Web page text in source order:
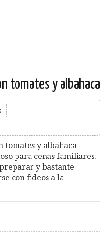
tomates y albahaca
tomates y albahaca
para cenas familiares.
y bastante
con fideos a la